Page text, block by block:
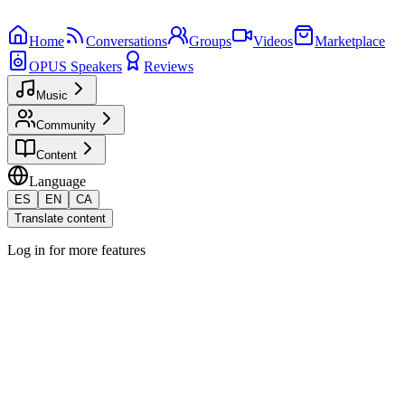
Home Conversations Groups Videos
Marketplace
OPUS Speakers
Reviews
Music
Community
Content
Language
ES EN
CA
Translate content
Log in for more features